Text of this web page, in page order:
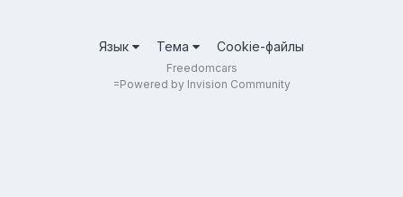
Язык Тема Cookie-файлы
Freedomcars
=Powered by Invision Community